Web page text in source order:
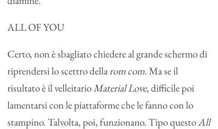
ALL OF YOU
Certo, non è sbagliato chiedere al grande schermo di
riprendersi lo scettro dellarom com.Ma se il
risultato è il velleitarioMaterial Love, difficile poi
lamentarsi con le piattaforme che le fanno con lo
stampino. Talvolta, poi, funzionano. Tipo questoAll